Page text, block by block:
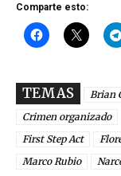
Comparte esto:
TEMAS Brian
Crimen organizado
First Step Act
Marco Rubio